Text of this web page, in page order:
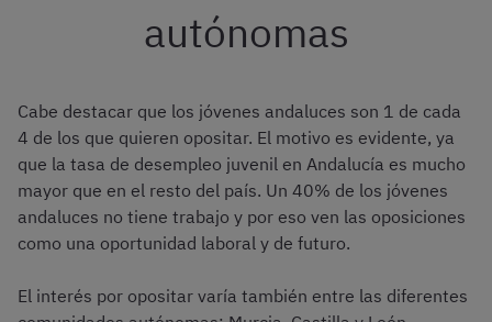
autónomas
Cabe destacar que los jóvenes andaluces son 1 de cada
4 de los que quieren opositar. El motivo es evidente, ya
que la tasa de desempleo juvenil en Andalucía es mucho
mayor que en el resto del país. Un 40% de los jóvenes
andaluces no tiene trabajo y por eso ven las oposiciones
como una oportunidad laboral y de futuro.
El interés por opositar varía también entre las diferentes